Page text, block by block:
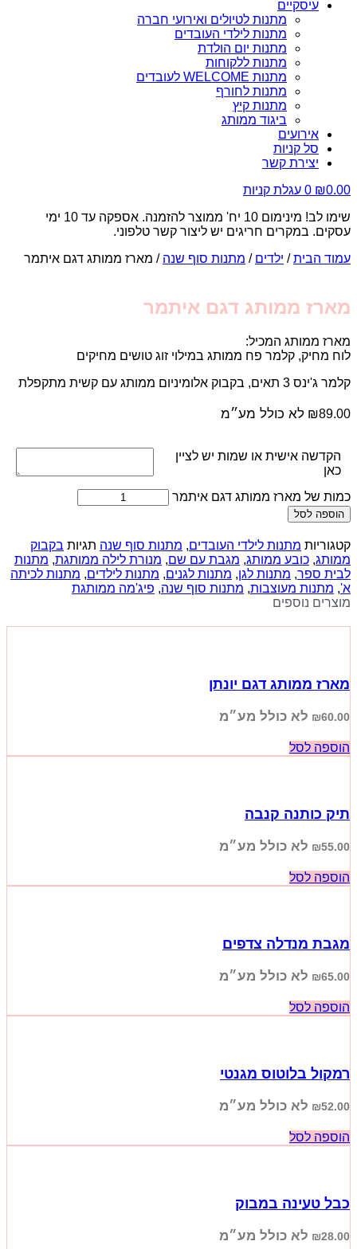
עיסקיים
מתנות לטיולים ואירועי חברה
מתנות לילדי העובדים
מתנות יום הולדת
מתנות ללקוחות
מתנות WELCOME לעובדים
מתנות לחורף
מתנות קיץ
ביגוד ממותג
אירועים
סל קניות
יצירת קשר
₪0.00
0 עגלת קניות
שימו לב! מינימום 10 יח' ממוצר להזמנה. אספקה עד 10 ימי
עסקים. במקרים חריגים יש ליצור קשר טלפוני.
עמוד הבית/ ילדים / מתנות סוף שנה / מארז ממותג דגם איתמר
מארז ממותג דגם איתמר
מארז ממותג המכיל:
לוח מחיק, קלמר פח ממותג במילוי זוג טושים מחיקים
קלמר ג'ינס 3 תאים, בקבוק אלומיניום ממותג עם קשית מתקפלת
₪89.00 לא כולל מע״מ
הקדשה אישית או שמות יש לציין
כאן
כמות של מארז ממותג דגם איתמר
הוספה לסל
קטגוריות מתנות לילדי העובדים, מתנות סוף שנה תגיות בקבוק
ממותג, כובע ממותג, מגבת עם שם, מנורת לילה ממותגת, מתנות
לבית ספר, מתנות לגן, מתנות לגנים, מתנות לילדים, מתנות לכיתה
א', מתנות מעוצבות, מתנות סוף שנה, פיג'מה ממותגת
מוצרים נוספים
מארז ממותג דגם יונתן
₪60.00 לא כולל מע״מ
הוספה לסל
תיק כותנה קנבה
₪55.00 לא כולל מע״מ
הוספה לסל
מגבת מנדלה צדפים
₪65.00 לא כולל מע״מ
הוספה לסל
רמקול בלוטוס מגנטי
₪52.00 לא כולל מע״מ
הוספה לסל
כבל טעינה במבוק
₪28.00 לא כולל מע״מ